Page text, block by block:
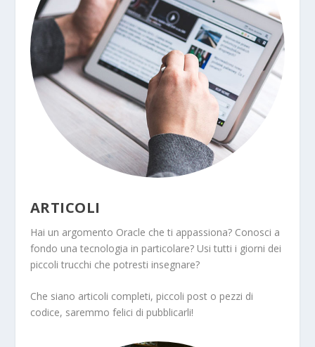
ARTICOLI
Hai un argomento Oracle che ti appassiona? Conosci a
fondo una tecnologia in particolare? Usi tutti i giorni dei
piccoli trucchi che potresti insegnare?
Che siano articoli completi, piccoli post o pezzi di
codice, saremmo felici di pubblicarli!